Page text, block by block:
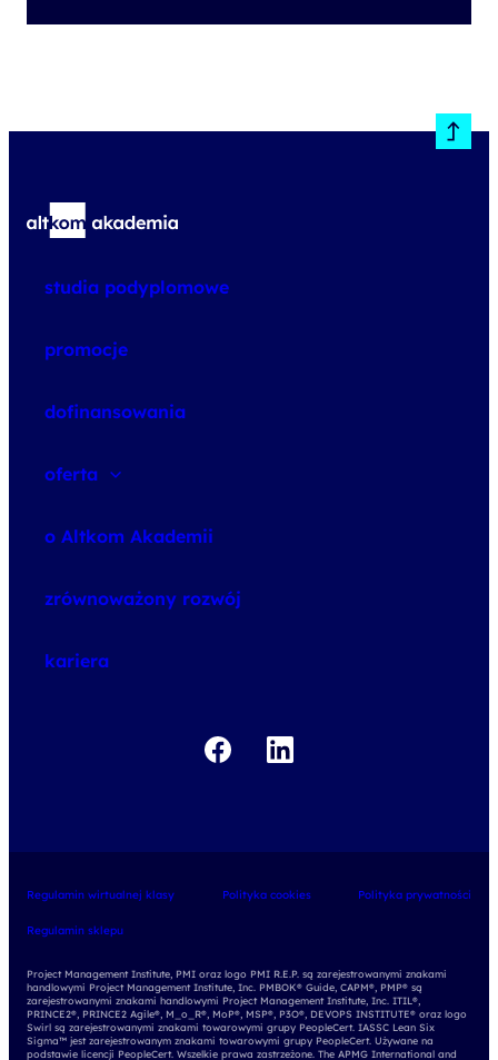
studia podyplomowe
promocje
dofinansowania
oferta
o Altkom Akademii
zrównoważony rozwój
kariera
Regulamin wirtualnej klasy Polityka cookies Polityka prywatności
Regulamin sklepu
Project Management Institute, PMI oraz logo PMI R.E.P. są zarejestrowanymi znakami
handlowymi Project Management Institute, Inc. PMBOK® Guide, CAPM®, PMP® są
zarejestrowanymi znakami handlowymi Project Management Institute, Inc. ITIL®,
PRINCE2®, PRINCE2 Agile®, M_o_R®, MoP®, MSP®, P3O®, DEVOPS INSTITUTE® oraz logo
Swirl są zarejestrowanymi znakami towarowymi grupy PeopleCert. IASSC Lean Six
Sigma™ jest zarejestrowanym znakami towarowymi grupy PeopleCert. Używane na
podstawie licencji PeopleCert. Wszelkie prawa zastrzeżone. The APMG International and